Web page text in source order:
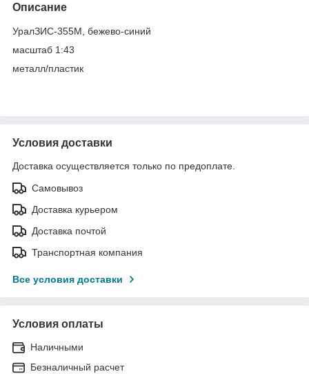
Описание
УралЗИС-355М, бежево-синий
масштаб 1:43
металл/пластик
Условия доставки
Доставка осуществляется только по предоплате.
Самовывоз
Доставка курьером
Доставка почтой
Транспортная компания
Все условия доставки
Условия оплаты
Наличными
Безналичный расчет